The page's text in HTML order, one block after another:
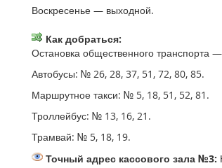
Воскресенье — выходной.
Как добраться:
Остановка общественного транспорта
Автобусы: № 26, 28, 37, 51, 72, 80, 85.
Маршрутное такси: № 5, 18, 51, 52, 81.
Троллейбус: № 13, 16, 21.
Трамвай: № 5, 18, 19.
Точный адрес кассового зала №3: